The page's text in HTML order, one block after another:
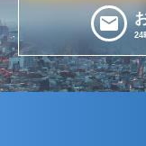
email
24